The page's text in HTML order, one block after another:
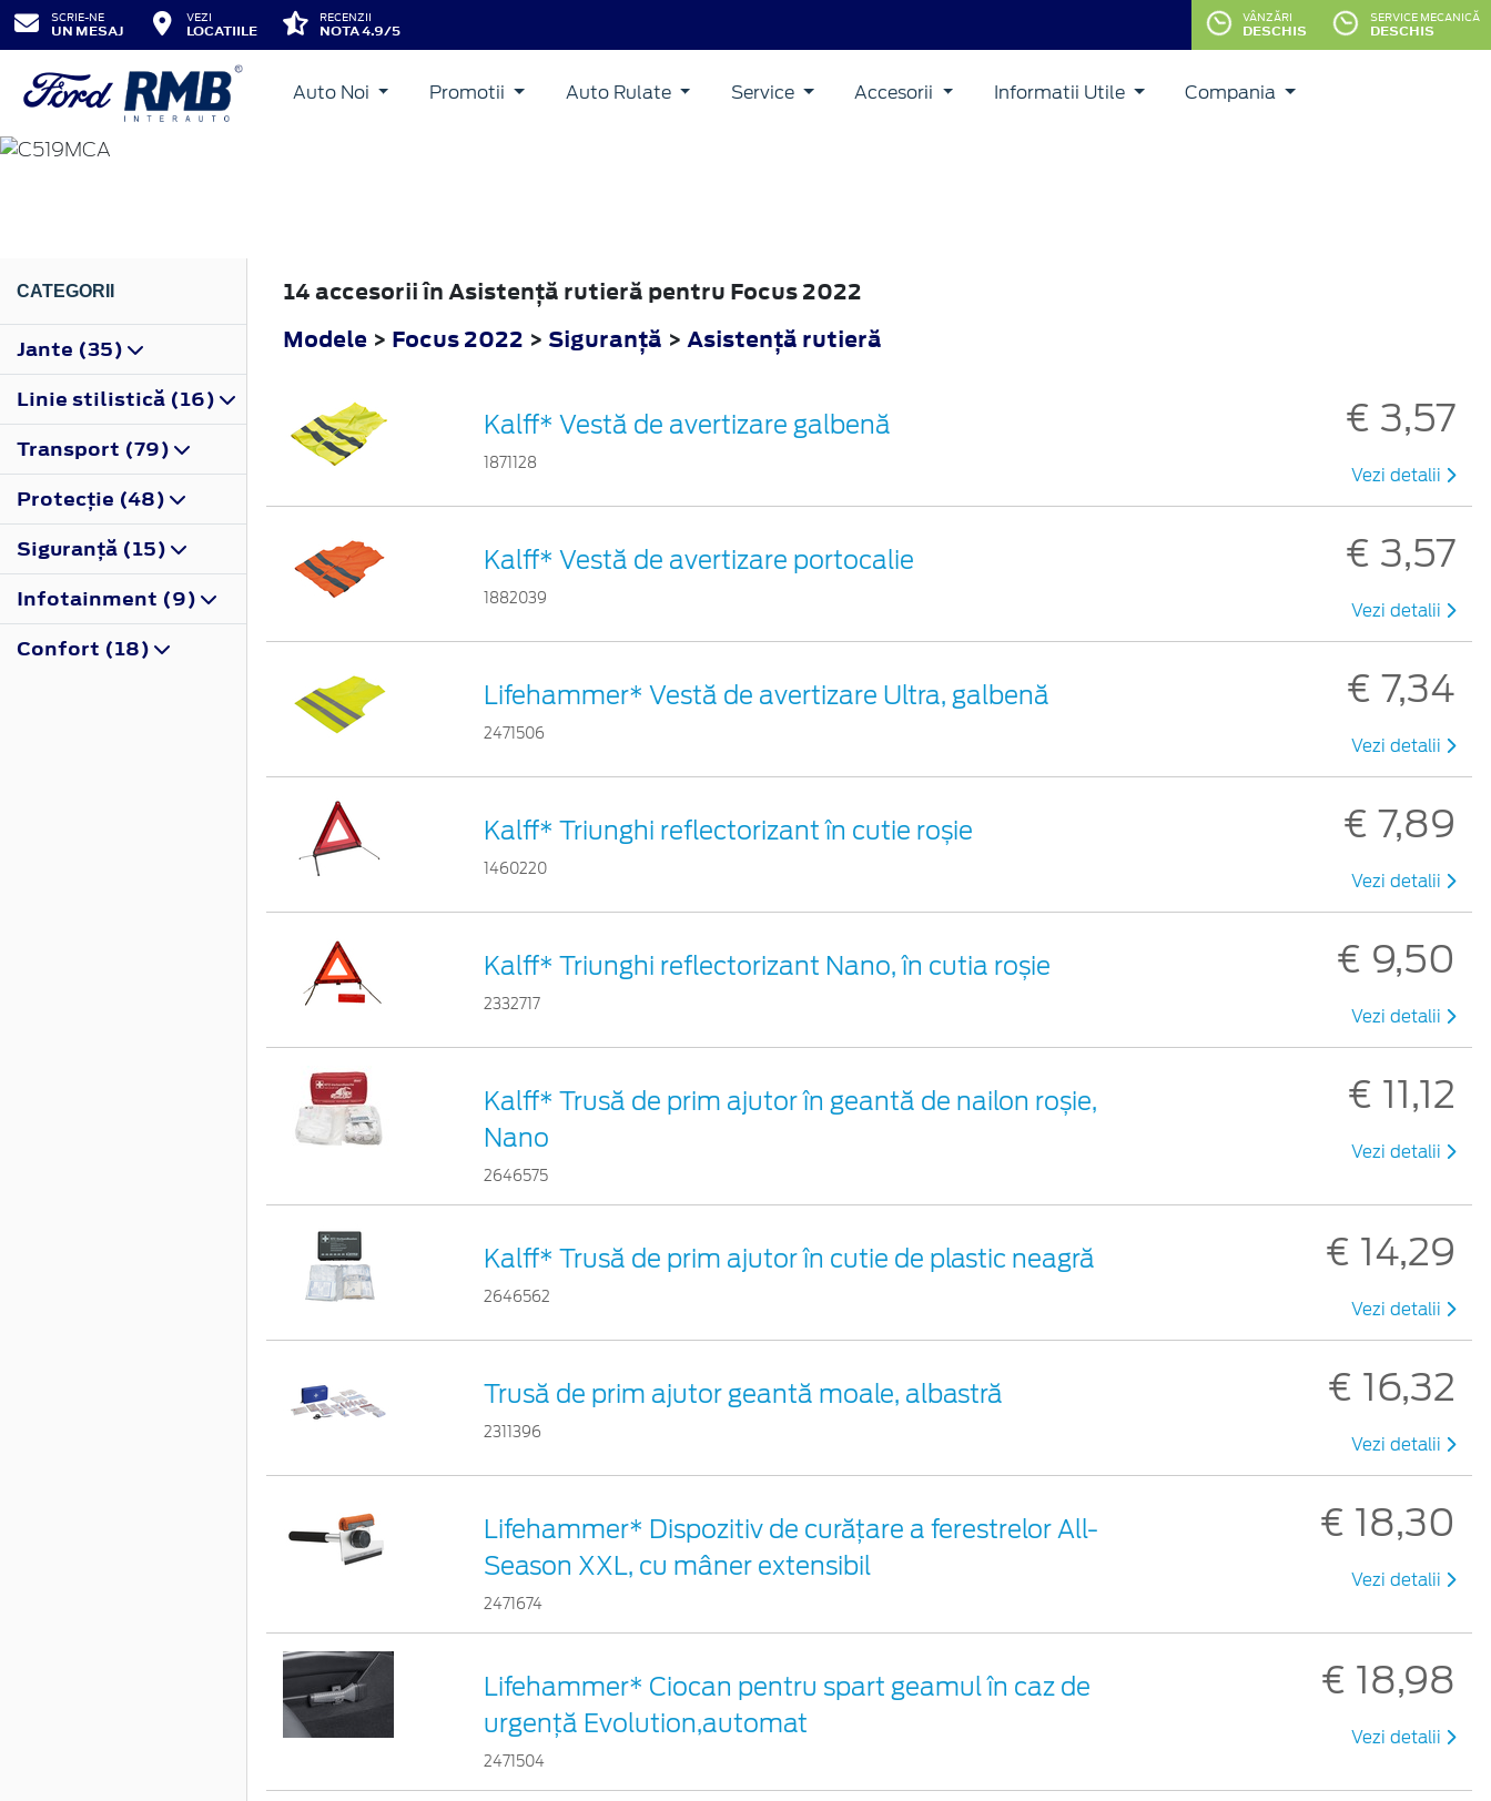
SCRIE-NE
UN MESAJ
VEZI
LOCATIILE
RECENZII
NOTA 4.9/5
VÂNZĂRI
DESCHIS
SERVICE MECANICĂ
DESCHIS
Auto Noi Promotii Auto Rulate Service Accesorii Informatii Utile Compania
FOCUS
CATEGORII
Jante (35)
Linie stilistică (16)
Transport (79)
Protecţie (48)
Siguranţă (15)
Infotainment (9)
Confort (18)
14 accesorii în Asistenţă rutieră pentru Focus 2022
Modele > Focus 2022 > Siguranţă > Asistenţă rutieră
Kalff* Vestă de avertizare galbenă
1871128
€ 3,57
Vezi detalii
Kalff* Vestă de avertizare portocalie
1882039
€ 3,57
Vezi detalii
Lifehammer* Vestă de avertizare Ultra, galbenă
2471506
€ 7,34
Vezi detalii
Kalff* Triunghi reflectorizant în cutie roșie
1460220
€ 7,89
Vezi detalii
Kalff* Triunghi reflectorizant Nano, în cutia roșie
2332717
€ 9,50
Vezi detalii
Kalff* Trusă de prim ajutor în geantă de nailon roșie,
Nano
2646575
€ 11,12
Vezi detalii
Kalff* Trusă de prim ajutor în cutie de plastic neagră
2646562
€ 14,29
Vezi detalii
Trusă de prim ajutor geantă moale, albastră
2311396
€ 16,32
Vezi detalii
Lifehammer* Dispozitiv de curățare a ferestrelor All-
Season XXL, cu mâner extensibil
2471674
€ 18,30
Vezi detalii
Lifehammer* Ciocan pentru spart geamul în caz de
urgenţă Evolution,automat
2471504
€ 18,98
Vezi detalii